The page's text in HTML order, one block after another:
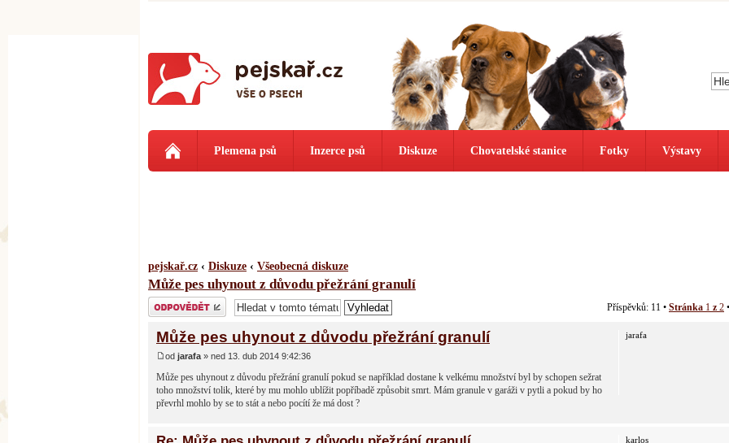
Plemena psů Inzerce psů Diskuze Chovatelské stanice Fotky Výstavy
pejskař.cz ‹ Diskuze ‹ Všeobecná diskuze
Může pes uhynout z důvodu přežrání granulí
Odeslat odpověď Příspěvků: 11 • Stránka 1 z 2
Může pes uhynout z důvodu přežrání granulí
od jarafa » ned 13. dub 2014 9:42:36
Může pes uhynout z důvodu přežrání granulí pokud se například dostane k velkému množství byl by schopen sežrat
toho množství tolik, které by mu mohlo ublížit popříbadě způsobit smrt. Mám granule v garáži v pytli a pokud by ho
převrhl mohlo by se to stát a nebo pocítí že má dost ?
jarafa
karlos